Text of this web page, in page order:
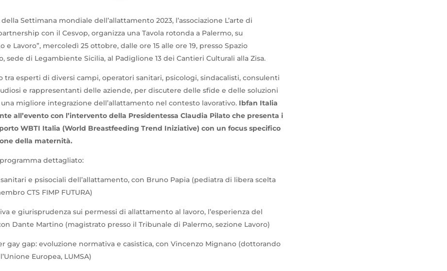
Settimana mondiale dell’allattamento 2023, l’associazione L’arte di
con il Cesvop, organizza una Tavola rotonda a Palermo, su
e Lavoro”, mercoledì 25 ottobre, dalle ore 15 alle ore 19, presso Spazio
sede di Legambiente Sicilia, al Padiglione 13 dei Cantieri Culturali alla Zisa.
tra esperti di diversi campi, operatori sanitari, psicologi, sindacalisti, consulenti
e rappresentanti delle aziende, per discutere delle sfide e delle soluzioni
migliore integrazione dell’allattamento nel contesto lavorativo. Ibfan Italia
all’evento con l’intervento della Presidentessa Claudia Pilato che presenta i
WBTI Italia (World Breastfeeding Trend Iniziative) con un focus specifico
della maternità.
dettagliato:
e psisociali dell’allattamento, con Bruno Papia (pediatra di libera scelta
CTS FIMP FUTURA)
e giurisprudenza sui permessi di allattamento al lavoro, l’esperienza del
Dante Martino (magistrato presso il Tribunale di Palermo, sezione Lavoro)
gay gap: evoluzione normativa e casistica, con Vincenzo Mignano (dottorando
Europea, LUMSA)